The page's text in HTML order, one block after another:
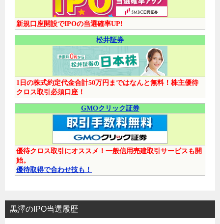
新規口座開設でIPOの当選確率UP!
松井証券
1日の株式約定代金合計50万円まではなんと無料！株主優待
クロス取引必須口座！
GMOクリック証券
優待クロス取引にオススメ！一般信用売建取引サービスも開
始。
優待取得で合わせ技も！
黒澤のIPO当選履歴